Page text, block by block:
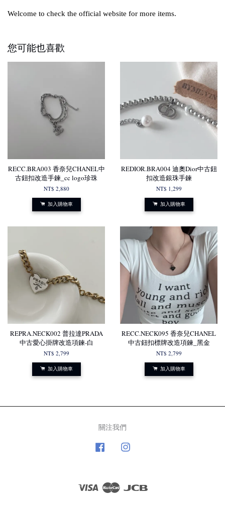
Welcome to check the official website for more items.
您可能也喜歡
RECC.BRA003 香奈兒CHANEL中
古鈕扣改造手鍊_cc logo珍珠
NT$ 2,880
加入購物車
REDIOR.BRA004 迪奧Dior中古鈕
扣改造銀珠手鍊
NT$ 1,299
加入購物車
REPRA.NECK002 普拉達PRADA
中古愛心掛牌改造項鍊-白
NT$ 2,799
加入購物車
RECC.NECK095 香奈兒CHANEL
中古鈕扣標牌改造項鍊_黑金
NT$ 2,799
加入購物車
關注我們
Facebook
Visa Master